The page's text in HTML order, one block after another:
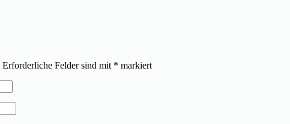
Erforderliche Felder sind mit * markiert